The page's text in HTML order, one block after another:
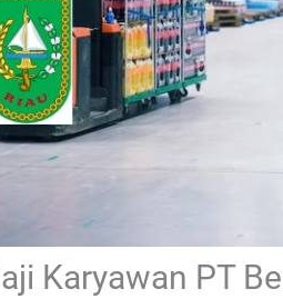
Karyawan PT